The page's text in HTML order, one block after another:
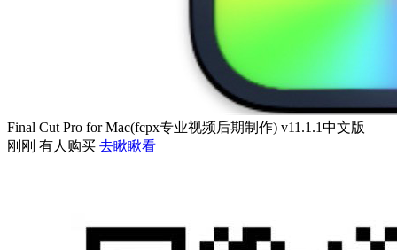
Final Cut Pro for Mac(fcpx专业视频后期制作) v11.1.1中文版
刚刚 有人购买 去瞅瞅看